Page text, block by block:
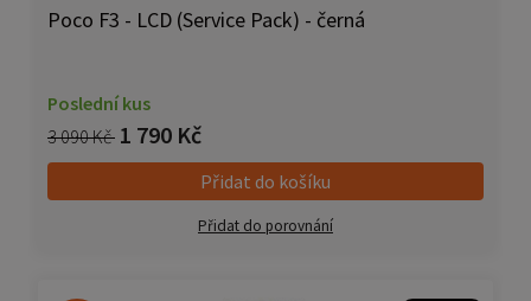
Poco F3 - LCD (Service Pack) - černá
Poslední kus
3 090 Kč 1 790 Kč
Přidat do košíku
Přidat do porovnání